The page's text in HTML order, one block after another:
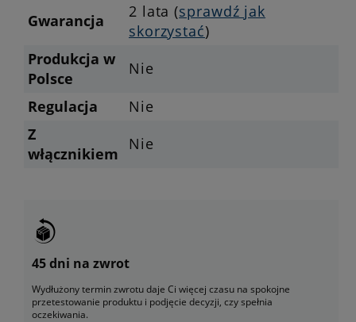
Gwarancja 2 lata (sprawdź jak
skorzystać)
Produkcja w
Polsce
Nie
Regulacja
Nie
Z
włącznikiem
Nie
45 dni na zwrot
Wydłużony termin zwrotu daje Ci więcej czasu na spokojne
przetestowanie produktu i podjęcie decyzji, czy spełnia
oczekiwania.